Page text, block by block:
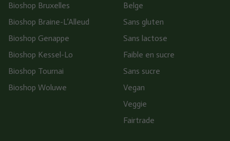
Bioshop Bruxelles
Bioshop Braine-L’Alleud
Bioshop Genappe
Bioshop Kessel-Lo
Bioshop Tournai
Bioshop Woluwe
Belge
Sans gluten
Sans lactose
Faible en sucre
Sans sucre
Vegan
Veggie
Fairtrade